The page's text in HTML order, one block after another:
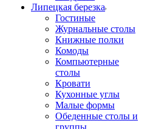
Липецкая березка
Гостиные
Журнальные столы
Книжные полки
Комоды
Компьютерные
столы
Кровати
Кухонные углы
Малые формы
Обеденные столы и
группы